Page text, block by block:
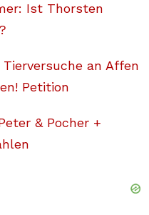
Ist Thorsten
an Affen
Petition
& Pocher +